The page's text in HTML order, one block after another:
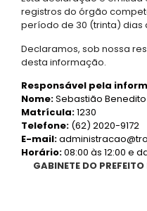
registros do órgão
período de 30 (trinta) dias
Declaramos, sob nossa
desta informação.
Responsável pela
Nome:Sebastião
Matrícula:1230
Telefone: (62) 2020-9172
E-mail:
Horário:08:00 às 12:00 e
GABINETE DO